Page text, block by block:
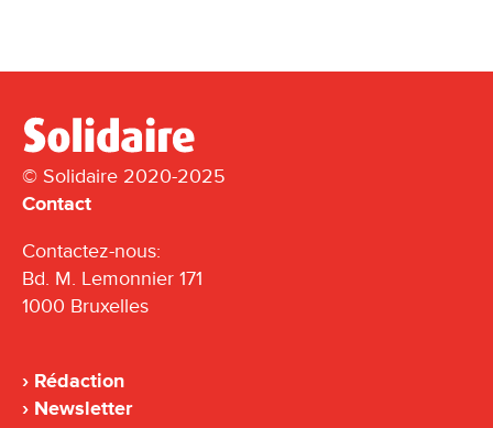
© Solidaire 2020-2025
Contact
Contactez-nous:
Bd. M. Lemonnier 171
1000 Bruxelles
Rédaction
Newsletter